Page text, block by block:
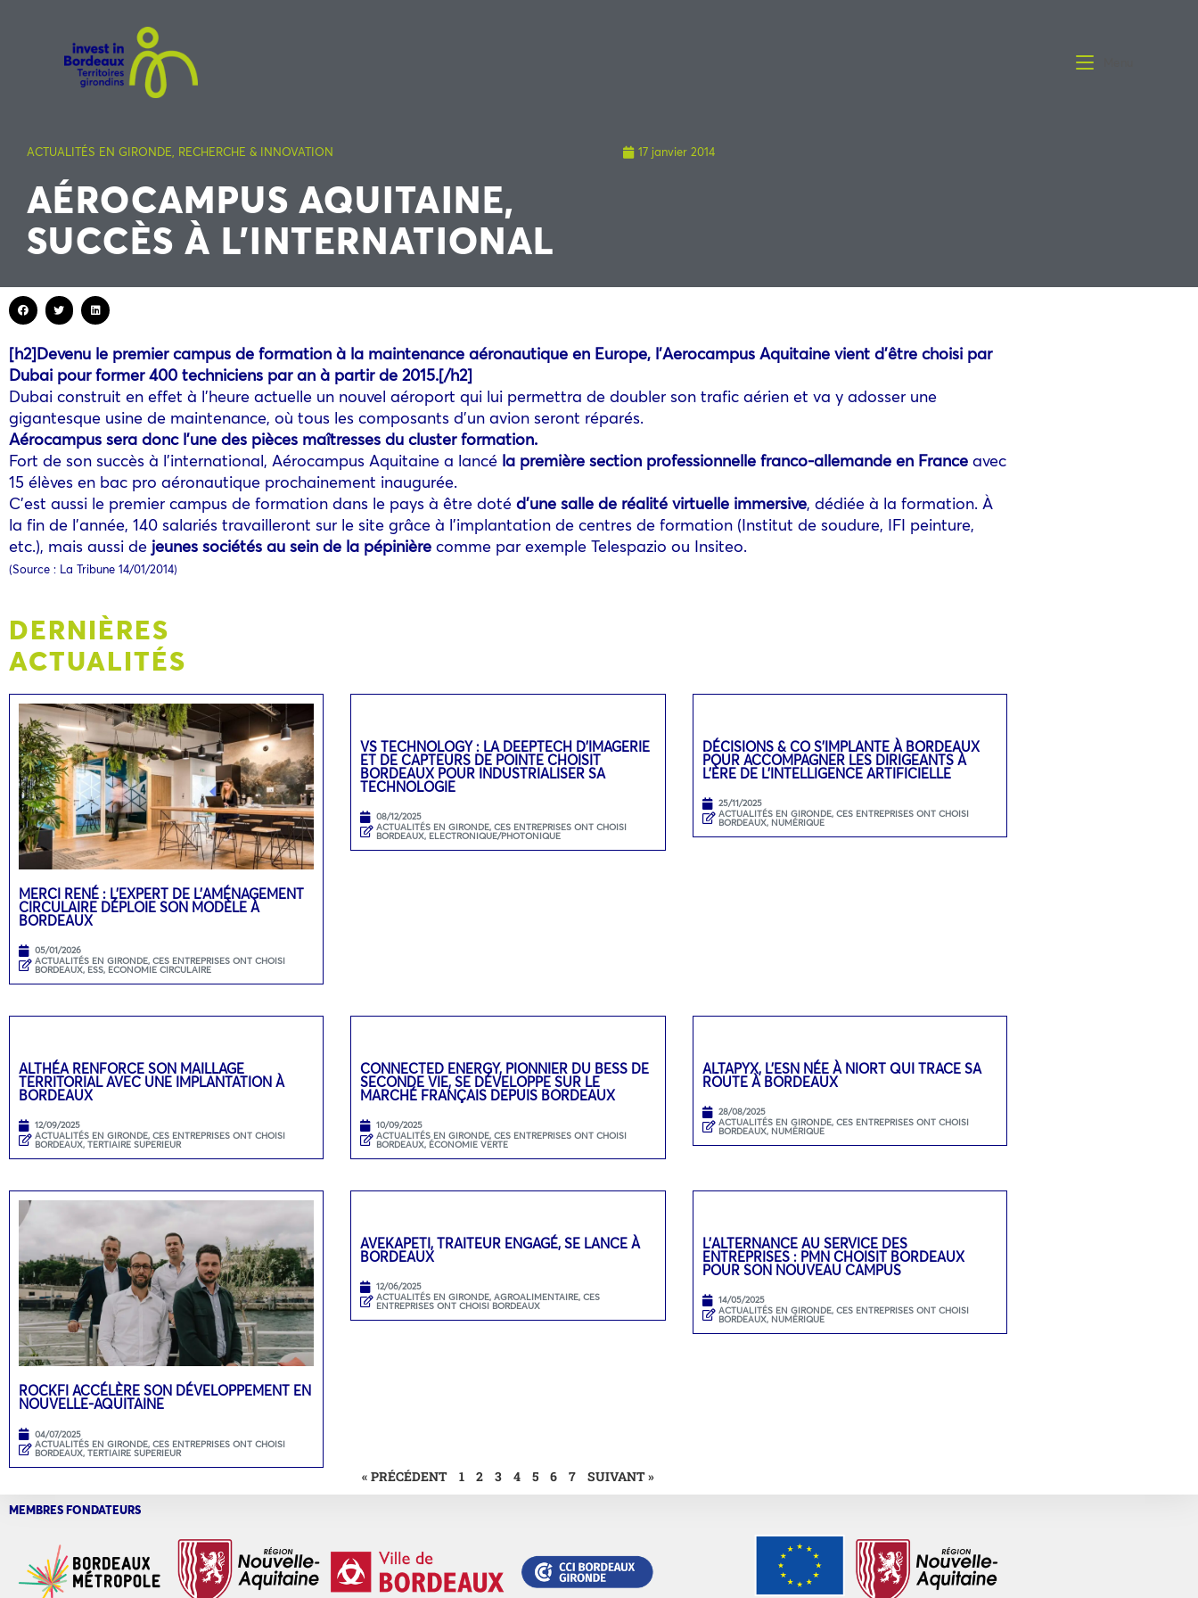
ACTUALITÉS EN GIRONDE, RECHERCHE & INNOVATION
AÉROCAMPUS AQUITAINE,
SUCCÈS À L’INTERNATIONAL
17 janvier 2014
[h2]Devenu le premier campus de formation à la maintenance aéronautique en Europe, l’Aerocampus Aquitaine vient d’être choisi par
Dubai pour former 400 techniciens par an à partir de 2015.[/h2]
Dubai construit en effet à l’heure actuelle un nouvel aéroport qui lui permettra de doubler son trafic aérien et va y adosser une
gigantesque usine de maintenance, où tous les composants d’un avion seront réparés.
Aérocampus sera donc l’une des pièces maîtresses du cluster formation.
Fort de son succès à l’international, Aérocampus Aquitaine a lancé la première section professionnelle franco-allemande en France avec
15 élèves en bac pro aéronautique prochainement inaugurée.
C’est aussi le premier campus de formation dans le pays à être doté d’une salle de réalité virtuelle immersive, dédiée à la formation. À
la fin de l’année, 140 salariés travailleront sur le site grâce à l’implantation de centres de formation (Institut de soudure, IFI peinture,
etc.), mais aussi de jeunes sociétés au sein de la pépinière comme par exemple Telespazio ou Insiteo.
(Source : La Tribune 14/01/2014)
DERNIÈRES
ACTUALITÉS
MERCI RENÉ : L’EXPERT DE L’AMÉNAGEMENT
CIRCULAIRE DÉPLOIE SON MODÈLE À
BORDEAUX
05/01/2026
ACTUALITÉS EN GIRONDE, CES ENTREPRISES ONT CHOISI
BORDEAUX, ESS, ECONOMIE CIRCULAIRE
VS TECHNOLOGY : LA DEEPTECH D’IMAGERIE
ET DE CAPTEURS DE POINTE CHOISIT
BORDEAUX POUR INDUSTRIALISER SA
TECHNOLOGIE
08/12/2025
ACTUALITÉS EN GIRONDE,CES ENTREPRISES ONT CHOISI
BORDEAUX, ELECTRONIQUE/PHOTONIQUE
DÉCISIONS & CO S’IMPLANTE À BORDEAUX
POUR ACCOMPAGNER LES DIRIGEANTS À
L’ÈRE DE L’INTELLIGENCE ARTIFICIELLE
25/11/2025
ACTUALITÉS EN GIRONDE, CES ENTREPRISES ONT CHOISI
BORDEAUX, NUMÉRIQUE
ALTHÉA RENFORCE SON MAILLAGE
TERRITORIAL AVEC UNE IMPLANTATION À
BORDEAUX
12/09/2025
ACTUALITÉS EN GIRONDE, CES ENTREPRISES ONT CHOISI
BORDEAUX, TERTIAIRE SUPERIEUR
CONNECTED ENERGY, PIONNIER DU BESS DE
SECONDE VIE, SE DÉVELOPPE SUR LE
MARCHÉ FRANÇAIS DEPUIS BORDEAUX
10/09/2025
ACTUALITÉS EN GIRONDE,CES ENTREPRISES ONT CHOISI
BORDEAUX, ÉCONOMIE VERTE
ALTAPYX, L’ESN NÉE À NIORT QUI TRACE SA
ROUTE À BORDEAUX
28/08/2025
ACTUALITÉS EN GIRONDE, CES ENTREPRISES ONT CHOISI
BORDEAUX, NUMÉRIQUE
ROCKFI ACCÉLÈRE SON DÉVELOPPEMENT EN
NOUVELLE-AQUITAINE
04/07/2025
ACTUALITÉS EN GIRONDE, CES ENTREPRISES ONT CHOISI
BORDEAUX, TERTIAIRE SUPERIEUR
AVEKAPETI, TRAITEUR ENGAGÉ, SE LANCE À
BORDEAUX
12/06/2025
ACTUALITÉS EN GIRONDE,AGROALIMENTAIRE,CES
ENTREPRISES ONT CHOISI BORDEAUX
L’ALTERNANCE AU SERVICE DES
ENTREPRISES : PMN CHOISIT BORDEAUX
POUR SON NOUVEAU CAMPUS
14/05/2025
ACTUALITÉS EN GIRONDE, CES ENTREPRISES ONT CHOISI
BORDEAUX, NUMÉRIQUE
« PRÉCÉDENT 1 2 3 4 5 6 7 SUIVANT »
MEMBRES FONDATEURS